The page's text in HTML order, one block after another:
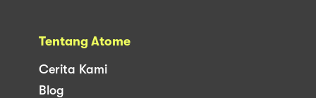
Tentang Atome
Cerita Kami
Blog